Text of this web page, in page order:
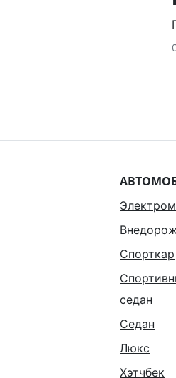
Спорткар
седан
Седан
Люкс
Хэтчбек